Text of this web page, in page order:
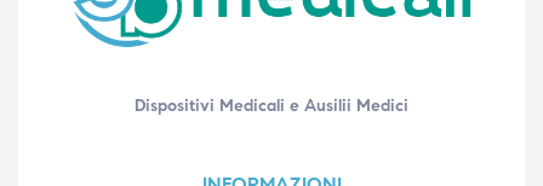
Dispositivi Medicali e Ausilii Medici